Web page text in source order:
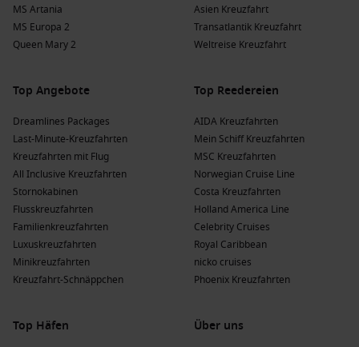
MS Artania
MS Europa 2
Queen Mary 2
Asien Kreuzfahrt
Transatlantik Kreuzfahrt
Weltreise Kreuzfahrt
Top Angebote
Dreamlines Packages
Last-Minute-Kreuzfahrten
Kreuzfahrten mit Flug
All Inclusive Kreuzfahrten
Stornokabinen
Flusskreuzfahrten
Familienkreuzfahrten
Luxuskreuzfahrten
Minikreuzfahrten
Kreuzfahrt-Schnäppchen
Top Reedereien
AIDA Kreuzfahrten
Mein Schiff Kreuzfahrten
MSC Kreuzfahrten
Norwegian Cruise Line
Costa Kreuzfahrten
Holland America Line
Celebrity Cruises
Royal Caribbean
nicko cruises
Phoenix Kreuzfahrten
Top Häfen
Über uns